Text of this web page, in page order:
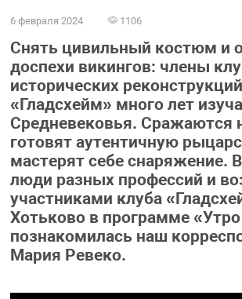
6 февраля 2024 1106
Снять цивильный костюм и
доспехи викингов: члены
исторических реконструкций
«Гладсхейм» много лет
Средневековья. Сражаются
готовят аутентичную
мастерят себе снаряжение.
люди разных профессий и
участниками клуба
Хотьково в программе
познакомилась наш
Мария Ревеко.